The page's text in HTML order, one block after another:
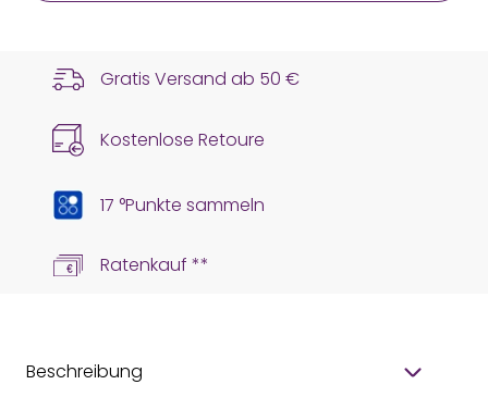
Gratis Versand ab 50 €
Kostenlose Retoure
17 °Punkte sammeln
Ratenkauf **
Beschreibung